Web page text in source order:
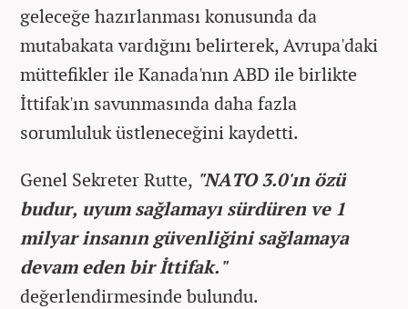
geleceğe hazırlanması konusunda da
mutabakata vardığını belirterek, Avrupa'daki
müttefikler ile Kanada'nın ABD ile birlikte
İttifak'ın savunmasında daha fazla
sorumluluk üstleneceğini kaydetti.
Genel Sekreter Rutte, "NATO 3.0'ın özü
budur, uyum sağlamayı sürdüren ve 1
milyar insanın güvenliğini sağlamaya
devam eden bir İttifak."
değerlendirmesinde bulundu.